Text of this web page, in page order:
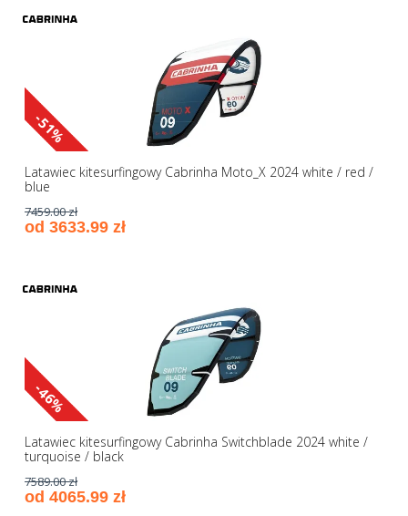
-51%
Latawiec kitesurfingowy Cabrinha Moto_X 2024 white / red /
blue
7459.00 zł
od 3633.99 zł
-46%
Latawiec kitesurfingowy Cabrinha Switchblade 2024 white /
turquoise / black
7589.00 zł
od 4065.99 zł